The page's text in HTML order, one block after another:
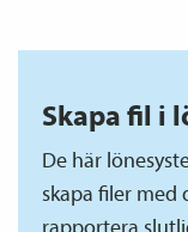
Skapa fil i
De här
skapa filer med